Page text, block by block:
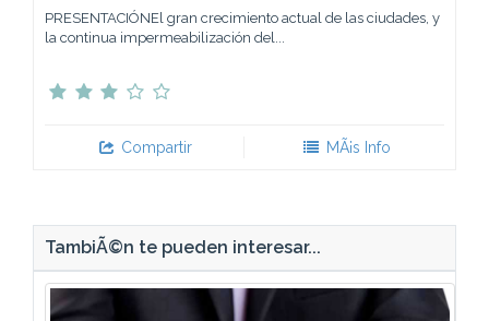
PRESENTACIÓNEl gran crecimiento actual de las ciudades, y
la continua impermeabilización del...
Compartir MÃ¡s Info
TambiÃ©n te pueden interesar...